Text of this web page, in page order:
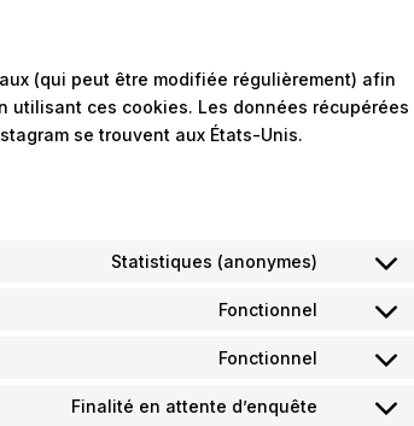
(qui peut être modifiée régulièrement) afin
utilisant ces cookies. Les données récupérées
se trouvent aux États-Unis.
Statistiques (anonymes)
Fonctionnel
Fonctionnel
Finalité en attente d’enquête